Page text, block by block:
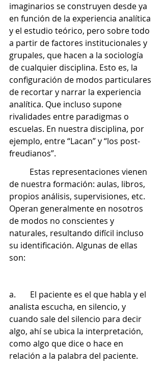
imaginarios se construyen desde ya
en función de la experiencia analítica
y el estudio teórico, pero sobre todo
a partir de factores institucionales y
grupales, que hacen a la sociología
de cualquier disciplina. Esto es, la
configuración de modos particulares
de recortar y narrar la experiencia
analítica. Que incluso supone
rivalidades entre paradigmas o
escuelas. En nuestra disciplina, por
ejemplo, entre “Lacan” y “los post-
freudianos”.
de nuestra formación: aulas, libros,
propios análisis, supervisiones, etc.
Operan generalmente en nosotros
de modos no conscientes y
naturales, resultando difícil incluso
su identificación. Algunas de ellas
son:
a.       El paciente es el que habla y el
analista escucha, en silencio, y
cuando sale del silencio para decir
algo, ahí se ubica la interpretación,
como algo que dice o hace en
relación a la palabra del paciente.